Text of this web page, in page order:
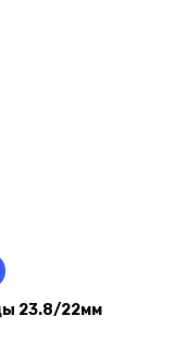
23.8/22мм